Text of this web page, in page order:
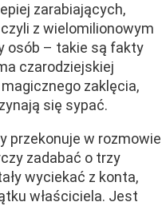
zarabiających,
z wielomilionowym
osób – takie są fakty
czarodziejskiej
magicznego zaklęcia,
się sypać.
przekonuje w rozmowie
zadabać o trzy
wyciekać z konta,
właściciela. Jest